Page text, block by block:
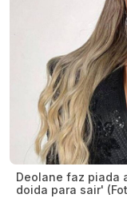
Deolane faz piada
doida para sair'